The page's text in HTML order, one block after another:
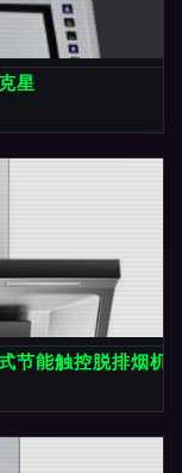
星
节能触控脱排烟机